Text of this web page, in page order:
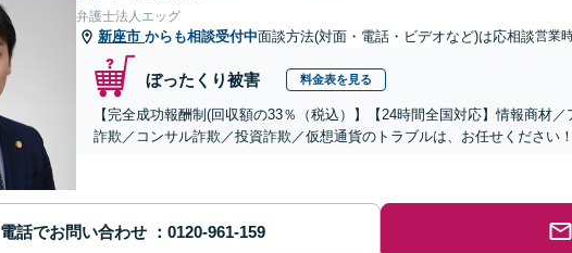
弁護士法人エッグ
新座市 からも相談受付中面談方法(対面・電話・ビデオなど)は応相談営業
ぼったくり被害 料金表を見る
【完全成功報酬制(回収額の33％（税込）】【24時間全国対応】情報商材
詐欺／コンサル詐欺／投資詐欺／仮想通貨のトラブルは、お任せください
電話でお問い合わせ